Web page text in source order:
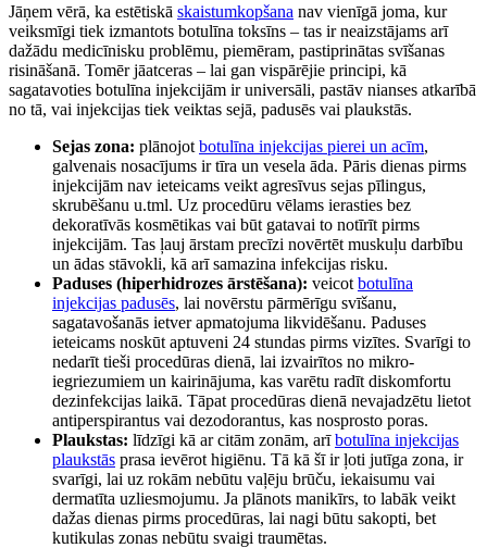
Jāņem vērā, ka estētiskā skaistumkopšana nav vienīgā joma, kur
veiksmīgi tiek izmantots botulīna toksīns – tas ir neaizstājams arī
dažādu medicīnisku problēmu, piemēram, pastiprinātas svīšanas
risināšanā. Tomēr jāatceras – lai gan vispārējie principi, kā
sagatavoties botulīna injekcijām ir universāli, pastāv nianses atkarībā
no tā, vai injekcijas tiek veiktas sejā, padusēs vai plaukstās.
Sejas zona: plānojot botulīna injekcijas pierei un acīm,
galvenais nosacījums ir tīra un vesela āda. Pāris dienas pirms
injekcijām nav ieteicams veikt agresīvus sejas pīlingus,
skrubēšanu u.tml. Uz procedūru vēlams ierasties bez
dekoratīvās kosmētikas vai būt gatavai to notīrīt pirms
injekcijām. Tas ļauj ārstam precīzi novērtēt muskuļu darbību
un ādas stāvokli, kā arī samazina infekcijas risku.
Paduses (hiperhidrozes ārstēšana): veicot botulīna
injekcijas padusēs, lai novērstu pārmērīgu svīšanu,
sagatavošanās ietver apmatojuma likvidēšanu. Paduses
ieteicams noskūt aptuveni 24 stundas pirms vizītes. Svarīgi to
nedarīt tieši procedūras dienā, lai izvairītos no mikro-
iegriezumiem un kairinājuma, kas varētu radīt diskomfortu
dezinfekcijas laikā. Tāpat procedūras dienā nevajadzētu lietot
antiperspirantus vai dezodorantus, kas nosprosto poras.
Plaukstas: līdzīgi kā ar citām zonām, arībotulīna injekcijas
plaukstās prasa ievērot higiēnu. Tā kā šī ir ļoti jutīga zona, ir
svarīgi, lai uz rokām nebūtu vaļēju brūču, iekaisumu vai
dermatīta uzliesmojumu. Ja plānots manikīrs, to labāk veikt
dažas dienas pirms procedūras, lai nagi būtu sakopti, bet
kutikulas zonas nebūtu svaigi traumētas.